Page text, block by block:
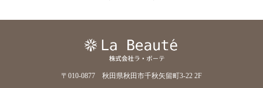
〒010-0877 秋田県秋田市千秋矢留町3-22 2F